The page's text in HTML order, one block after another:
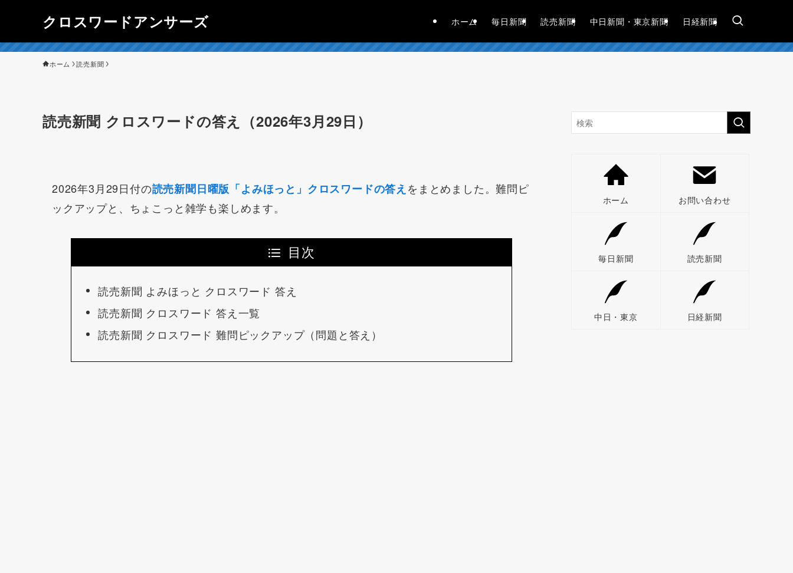
クロスワードアンサーズ ホーム 毎日新聞 読売新聞 中日新聞・東京新聞 日経新聞
ホーム 読売新聞
読売新聞 クロスワードの答え（2026年3月29日）
2026年3月29日付の読売新聞日曜版「よみほっと」クロスワードの答え をまとめました。難問ピ
ックアップと、ちょこっと雑学も楽しめます。
目次
読売新聞 よみほっと クロスワード 答え
読売新聞 クロスワード 答え一覧
読売新聞 クロスワード 難問ピックアップ（問題と答え）
ホーム お問い合わせ
毎日新聞 読売新聞
中日・東京 日経新聞